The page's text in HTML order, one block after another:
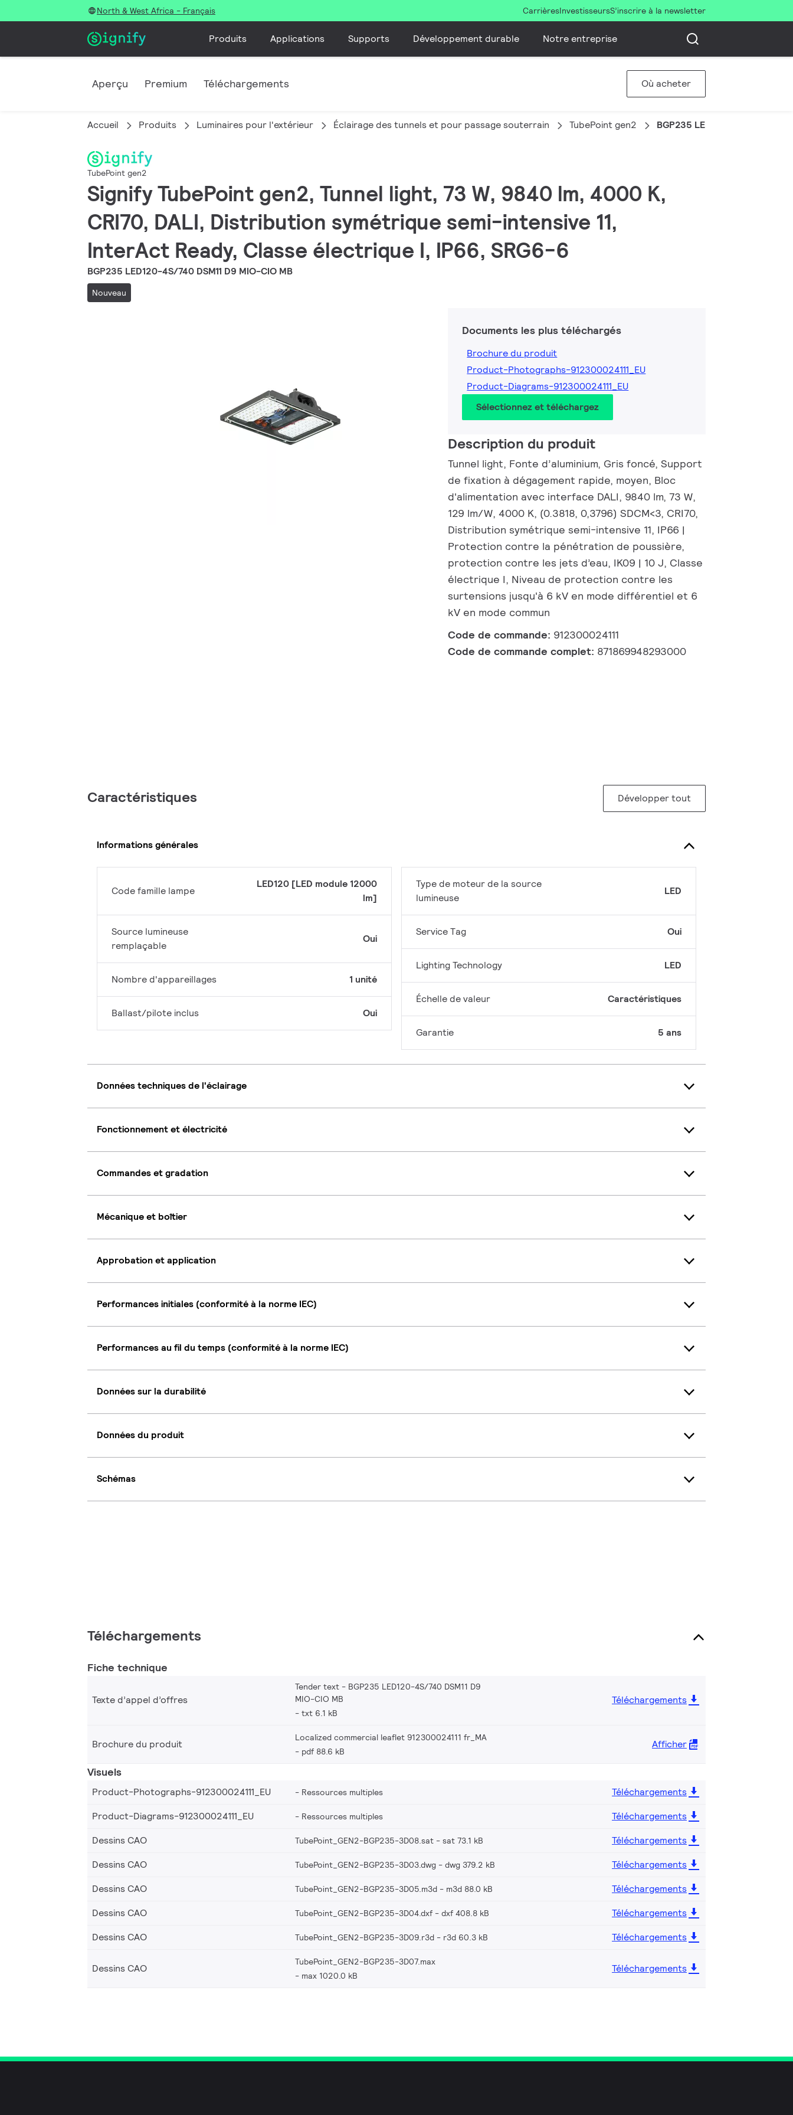
North & West Africa - Français CarrièresInvestisseursS’inscrire à la newsletter
Produits Applications Supports Développement durable Notre entreprise
Aperçu Premium Téléchargements Où acheter
Accueil Produits Luminaires pour l'extérieur Éclairage des tunnels et pour passage souterrain TubePoint gen2 BGP235 LED120-4S/740
TubePoint gen2
Signify TubePoint gen2, Tunnel light, 73 W, 9840 lm, 4000 K,
CRI70, DALI, Distribution symétrique semi-intensive 11,
InterAct Ready, Classe électrique I, IP66, SRG6-6
BGP235 LED120-4S/740 DSM11 D9 MIO-CIO MB
Nouveau
Documents les plus téléchargés
Brochure du produit
Product-Photographs-912300024111_EU
Product-Diagrams-912300024111_EU
Sélectionnez et téléchargez
Description du produit
Tunnel light, Fonte d’aluminium, Gris foncé, Support
de fixation à dégagement rapide, moyen, Bloc
d'alimentation avec interface DALI, 9840 lm, 73 W,
129 lm/W, 4000 K, (0.3818, 0,3796) SDCM<3, CRI70,
Distribution symétrique semi-intensive 11, IP66 |
Protection contre la pénétration de poussière,
protection contre les jets d’eau, IK09 | 10 J, Classe
électrique I, Niveau de protection contre les
surtensions jusqu'à 6 kV en mode différentiel et 6
kV en mode commun
Code de commande: 912300024111
Code de commande complet: 871869948293000
Caractéristiques Développer tout
Informations générales
Code famille lampe
LED120 [LED module 12000
lm]
Source lumineuse
remplaçable
Oui
Nombre d'appareillages 1 unité
Ballast/pilote inclus Oui
Type de moteur de la source
lumineuse
LED
Service Tag Oui
Lighting Technology LED
Échelle de valeur Caractéristiques
Garantie 5 ans
Données techniques de l'éclairage
Fonctionnement et électricité
Commandes et gradation
Mécanique et boîtier
Approbation et application
Performances initiales (conformité à la norme IEC)
Performances au fil du temps (conformité à la norme IEC)
Données sur la durabilité
Données du produit
Schémas
Téléchargements
Fiche technique
Texte d’appel d’offres
Tender text - BGP235 LED120-4S/740 DSM11 D9
MIO-CIO MB
txt 6.1 kB
Téléchargements
Brochure du produit
Localized commercial leaflet 912300024111 fr_MA
pdf 88.6 kB
Afficher
Visuels
Product-Photographs-912300024111_EU Ressources multiples
Téléchargements
Product-Diagrams-912300024111_EU
Ressources multiples
Téléchargements
Dessins CAO
TubePoint_GEN2-BGP235-3D08.sat sat 73.1 kB
Téléchargements
Dessins CAO
TubePoint_GEN2-BGP235-3D03.dwg dwg 379.2 kB
Téléchargements
Dessins CAO
TubePoint_GEN2-BGP235-3D05.m3d m3d 88.0 kB
Téléchargements
Dessins CAO
TubePoint_GEN2-BGP235-3D04.dxf dxf 408.8 kB
Téléchargements
Dessins CAO
TubePoint_GEN2-BGP235-3D09.r3d r3d 60.3 kB Téléchargements
Dessins CAO
TubePoint_GEN2-BGP235-3D07.max
max 1020.0 kB
Téléchargements